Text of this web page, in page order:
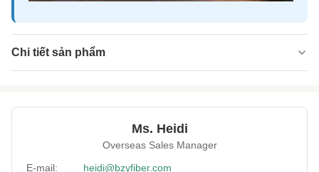
Chi tiết sản phẩm
Specification: 1,4D * 38MM
Tự nhiên
Native/Regenerative:Tự nhiên
Ms. Heidi
Overseas Sales Manager
E-mail:
heidi@bzyfiber.com